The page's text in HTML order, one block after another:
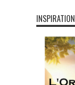
INSPIRATION